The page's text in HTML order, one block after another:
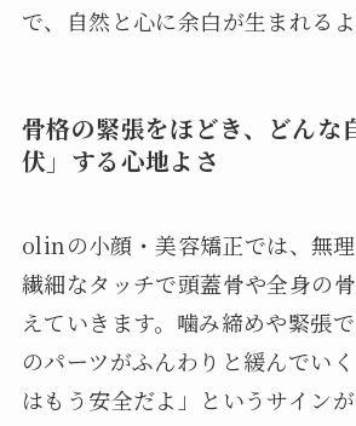
で、自然と心に余白が生まれるよ
骨格の緊張をほどき、どんな
伏」する心地よさ
olinの小顔・美容矯正では、無理
繊細なタッチで頭蓋骨や全身の
えていきます。噛み締めや緊張
のパーツがふんわりと緩んでい
はもう安全だよ」というサインが